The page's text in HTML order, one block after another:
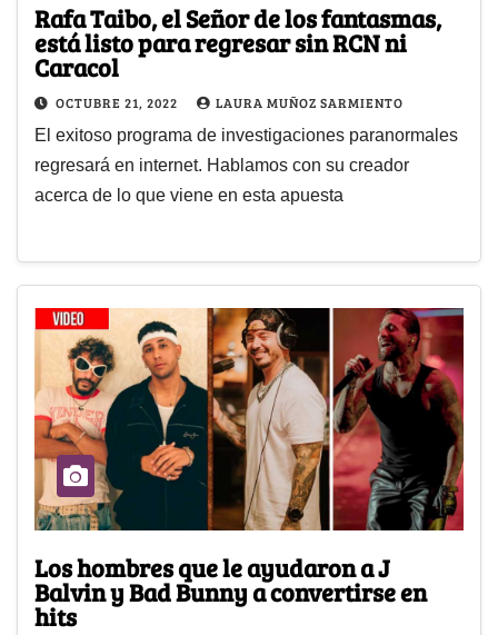
Rafa Taibo, el Señor de los fantasmas,
está listo para regresar sin RCN ni
Caracol
OCTUBRE 21, 2022 LAURA MUÑOZ SARMIENTO
El exitoso programa de investigaciones paranormales
regresará en internet. Hablamos con su creador
acerca de lo que viene en esta apuesta
Los hombres que le ayudaron a J
Balvin y Bad Bunny a convertirse en
hits